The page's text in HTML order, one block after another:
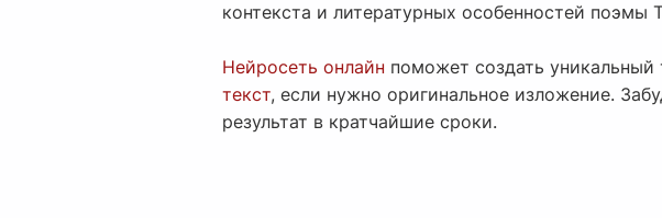
контекста и литературных особенностей поэмы
Нейросеть онлайн поможет создать
текст, если нужно оригинальное изложение.
результат в кратчайшие сроки.